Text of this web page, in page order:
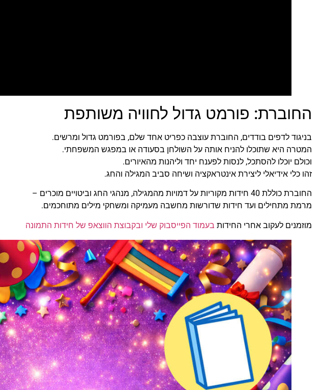
החוברת: פורמט גדול לחוויה משותפת
בניגוד לדפים בודדים, החוברת עוצבה כפריט אחד שלם, בפורמט גדול ומרשים.
המטרה היא שתוכלו להניח אותה על השולחן בסעודה או במפגש המשפחתי.
וכולם יוכלו להסתכל, לנסות לפענח יחד וליהנות מהאיורים.
זהו כלי אידיאלי ליצירת אינטראקציה ושיחה סביב המגילה והחג.
החוברת כוללת 40 חידות מקוריות על דמויות מהמגילה, מנהגי החג וביטויים מוכרים –
מרמת מתחילים ועד חידות שדורשות מחשבה מעמיקה ומשחקי מילים מתוחכמים.
מוזמנים לעקוב אחרי החידות בעמוד הפייסבוק שלי ובקבוצת הווצאפ של חידות התמונה